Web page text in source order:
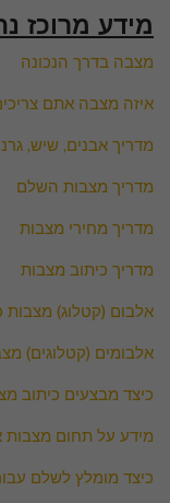
מידע מרוכז
מצבה בדרך הנכונה
איזה מצבה אתם
מדריך אבנים, שיש,
מדריך מצבות השלם
מדריך מחירי מצבות
מדריך כיתוב מצבות
אלבום (קטלוג) מצבות
אלבומים (קטלוגים)
כיצד מבצעים כיתוב
מידע על תחום מצבות
כיצד מומלץ לשלם